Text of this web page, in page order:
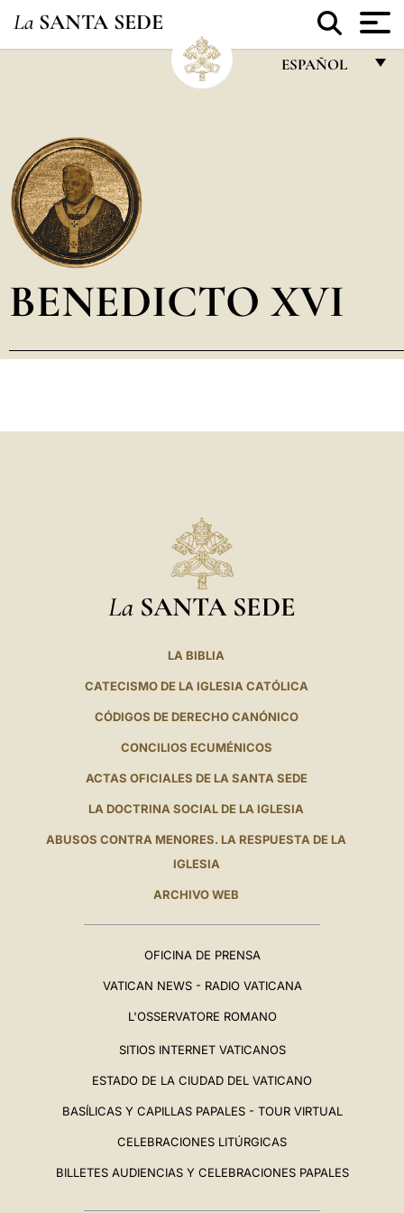
La SANTA SEDE
ESPAÑOL
POLSKI
العربيّة
BENEDICTO XVI
La SANTA SEDE
LA BIBLIA
CATECISMO DE LA IGLESIA CATÓLICA
CÓDIGOS DE DERECHO CANÓNICO
CONCILIOS ECUMÉNICOS
ACTAS OFICIALES DE LA SANTA SEDE
LA DOCTRINA SOCIAL DE LA IGLESIA
ABUSOS CONTRA MENORES. LA RESPUESTA DE LA
IGLESIA
ARCHIVO WEB
OFICINA DE PRENSA
VATICAN NEWS - RADIO VATICANA
L'OSSERVATORE ROMANO
SITIOS INTERNET VATICANOS
ESTADO DE LA CIUDAD DEL VATICANO
BASÍLICAS Y CAPILLAS PAPALES - TOUR VIRTUAL
CELEBRACIONES LITÚRGICAS
BILLETES AUDIENCIAS Y CELEBRACIONES PAPALES